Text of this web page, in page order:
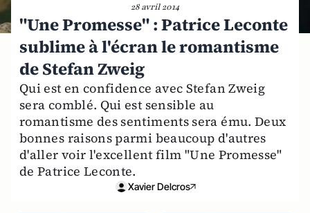
28 avril 2014
"Une Promesse" : Patrice Leconte
sublime à l'écran le romantisme
de Stefan Zweig
Qui est en confidence avec Stefan Zweig
sera comblé. Qui est sensible au
romantisme des sentiments sera ému. Deux
bonnes raisons parmi beaucoup d'autres
d'aller voir l'excellent film "Une Promesse"
de Patrice Leconte.
Xavier Delcros